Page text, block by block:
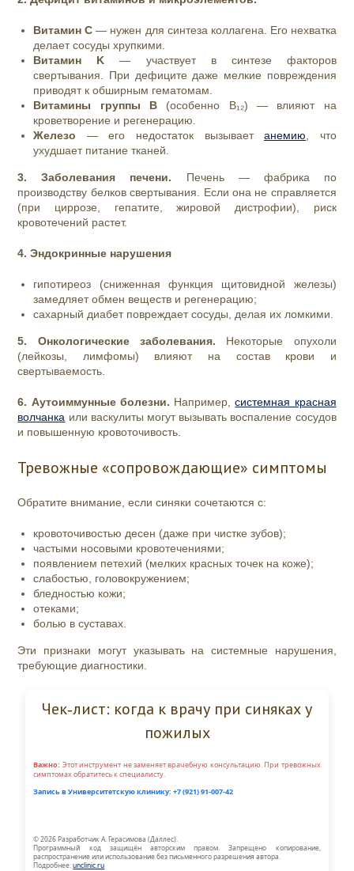
Витамин C — нужен для синтеза коллагена. Его нехватка
делает сосуды хрупкими.
Витамин K — участвует в синтезе факторов
свертывания. При дефиците даже мелкие повреждения
приводят к обширным гематомам.
Витамины группы B (особенно B₁₂) — влияют на
кроветворение и регенерацию.
Железо — его недостаток вызываетанемию , что
ухудшает питание тканей.
3. Заболевания печени. Печень — фабрика по
производству белков свертывания. Если она не справляется
(при циррозе, гепатите, жировой дистрофии), риск
кровотечений растет.
4. Эндокринные нарушения
гипотиреоз (сниженная функция щитовидной железы)
замедляет обмен веществ и регенерацию;
сахарный диабет повреждает сосуды, делая их ломкими.
5. Онкологические заболевания. Некоторые опухоли
(лейкозы, лимфомы) влияют на состав крови и
свертываемость.
6. Аутоиммунные болезни. Например,системная красная
волчанка или васкулиты могут вызывать воспаление сосудов
и повышенную кровоточивость.
Тревожные «сопровождающие» симптомы
Обратите внимание, если синяки сочетаются с:
кровоточивостью десен (даже при чистке зубов);
частыми носовыми кровотечениями;
появлением петехий (мелких красных точек на коже);
слабостью, головокружением;
бледностью кожи;
отеками;
болью в суставах.
Эти признаки могут указывать на системные нарушения,
требующие диагностики.
Чек‑лист: когда к врачу при синяках у
пожилых
Важно: Этот инструмент не заменяет врачебную консультацию. При тревожных
симптомах обратитесь к специалисту.
Запись в Университетскую клинику:+7 (921) 91-007-42
© 2026 Разработчик А. Герасимова (Даллес).
Программный код защищён авторским правом. Запрещено копирование,
распространение или использование без письменного разрешения автора.
Подробнее:unclinic.ru